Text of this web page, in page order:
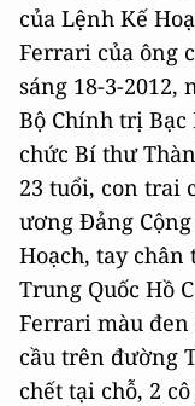
của Lệnh Kế
Ferrari của ông
sáng 18-3-2012,
Bộ Chính trị
chức Bí thư
23 tuổi, con trai
ương Đảng
Hoạch, tay
Trung Quốc Hồ
Ferrari màu đen
cầu trên đường
chết tại chỗ, 2